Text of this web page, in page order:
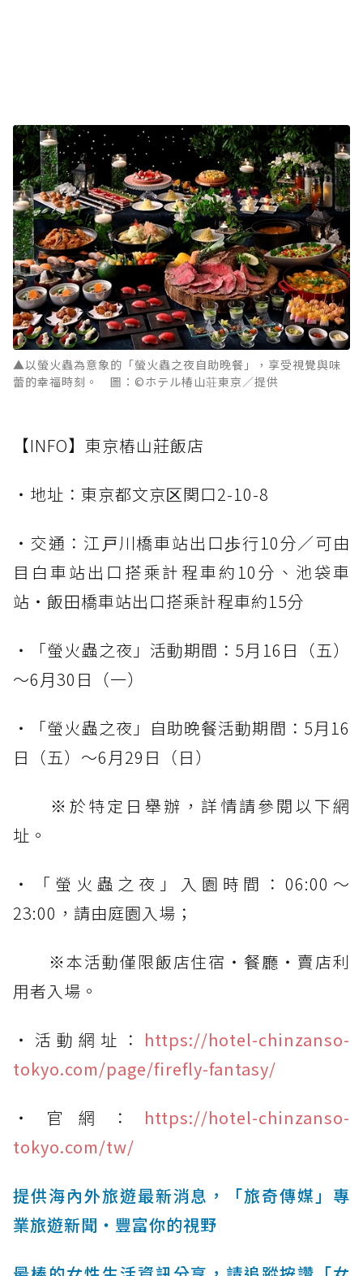
▲以螢火蟲為意象的「螢火蟲之夜自助晚餐」，享受視覺與味
蕾的幸福時刻。 圖：©ホテル椿山荘東京／提供
【INFO】東京樁山莊飯店
・地址：東京都文京区関口2-10-8
・交通：江戸川橋車站出口歩行10分／可由
目白車站出口搭乘計程車約10分、池袋車
站・飯田橋車站出口搭乘計程車約15分
・「螢火蟲之夜」活動期間：5月16日（五）
～6月30日（一）
・「螢火蟲之夜」自助晚餐活動期間：5月16
日（五）～6月29日（日）
※於特定日舉辦，詳情請參閱以下網
址。
・「螢火蟲之夜」入園時間：06:00～
23:00，請由庭園入場；
※本活動僅限飯店住宿・餐廳・賣店利
用者入場。
・活動網址： https://hotel-chinzanso-
tokyo.com/page/firefly-fantasy/
・官網： https://hotel-chinzanso-
tokyo.com/tw/
提供海內外旅遊最新消息，「旅奇傳媒」專
業旅遊新聞‧豐富你的視野